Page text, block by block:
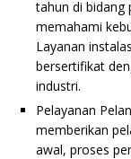
tahun di bidang
memahami
Layanan
bersertifikat
industri.
Pelayanan
memberikan
awal, proses